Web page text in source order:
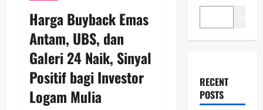
Harga Buyback Emas
Antam, UBS, dan
Galeri 24 Naik, Sinyal
Positif bagi Investor
Logam Mulia
RECENT
POSTS